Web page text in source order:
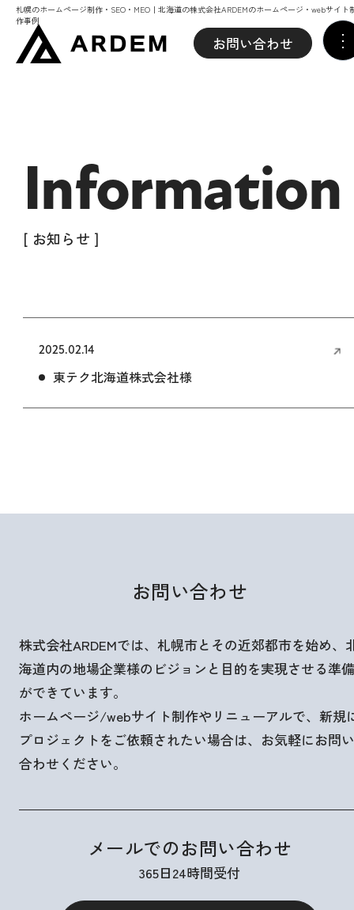
札幌のホームページ制作・SEO・MEO｜北海道の株式会社ARDEMのホームページ・webサイト
作事例
お問い合わせ
Information
[ お知らせ ]
2025.02.14
東テク北海道株式会社様
お問い合わせ
株式会社ARDEMでは、札幌市とその近郊都市を始め、
海道内の地場企業様のビジョンと目的を実現させる準備
ができています。
ホームページ/webサイト制作やリニューアルで、新規
プロジェクトをご依頼されたい場合は、お気軽にお問い
合わせください。
メールでのお問い合わせ
365日24時間受付